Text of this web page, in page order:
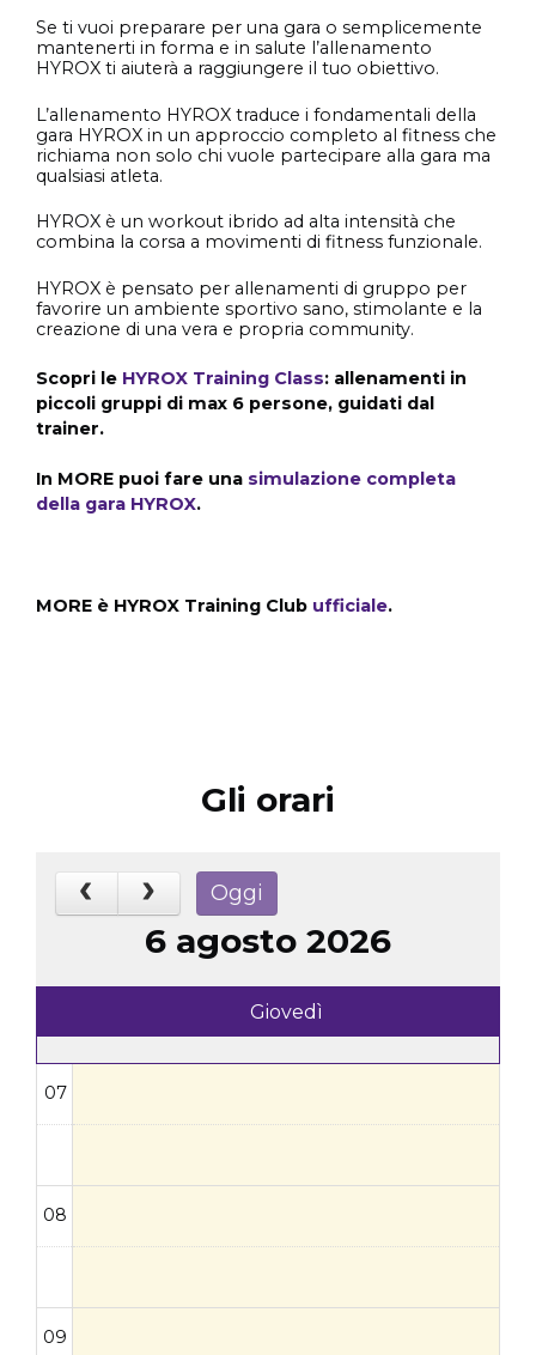
Se ti vuoi preparare per una gara o semplicemente
mantenerti in forma e in salute l’allenamento
HYROX ti aiuterà a raggiungere il tuo obiettivo.
L’allenamento HYROX traduce i fondamentali della
gara HYROX in un approccio completo al fitness che
richiama non solo chi vuole partecipare alla gara ma
qualsiasi atleta.
HYROX è un workout ibrido ad alta intensità che
combina la corsa a movimenti di fitness funzionale.
HYROX è pensato per allenamenti di gruppo per
favorire un ambiente sportivo sano, stimolante e la
creazione di una vera e propria community.
Scopri le HYROX Training Class: allenamenti in
piccoli gruppi di max 6 persone, guidati dal
trainer.
In MORE puoi fare una simulazione completa
della gara HYROX.
MORE è HYROX Training Club ufficiale.
Gli orari
Oggi
6 agosto 2026
Giovedì
07
08
09